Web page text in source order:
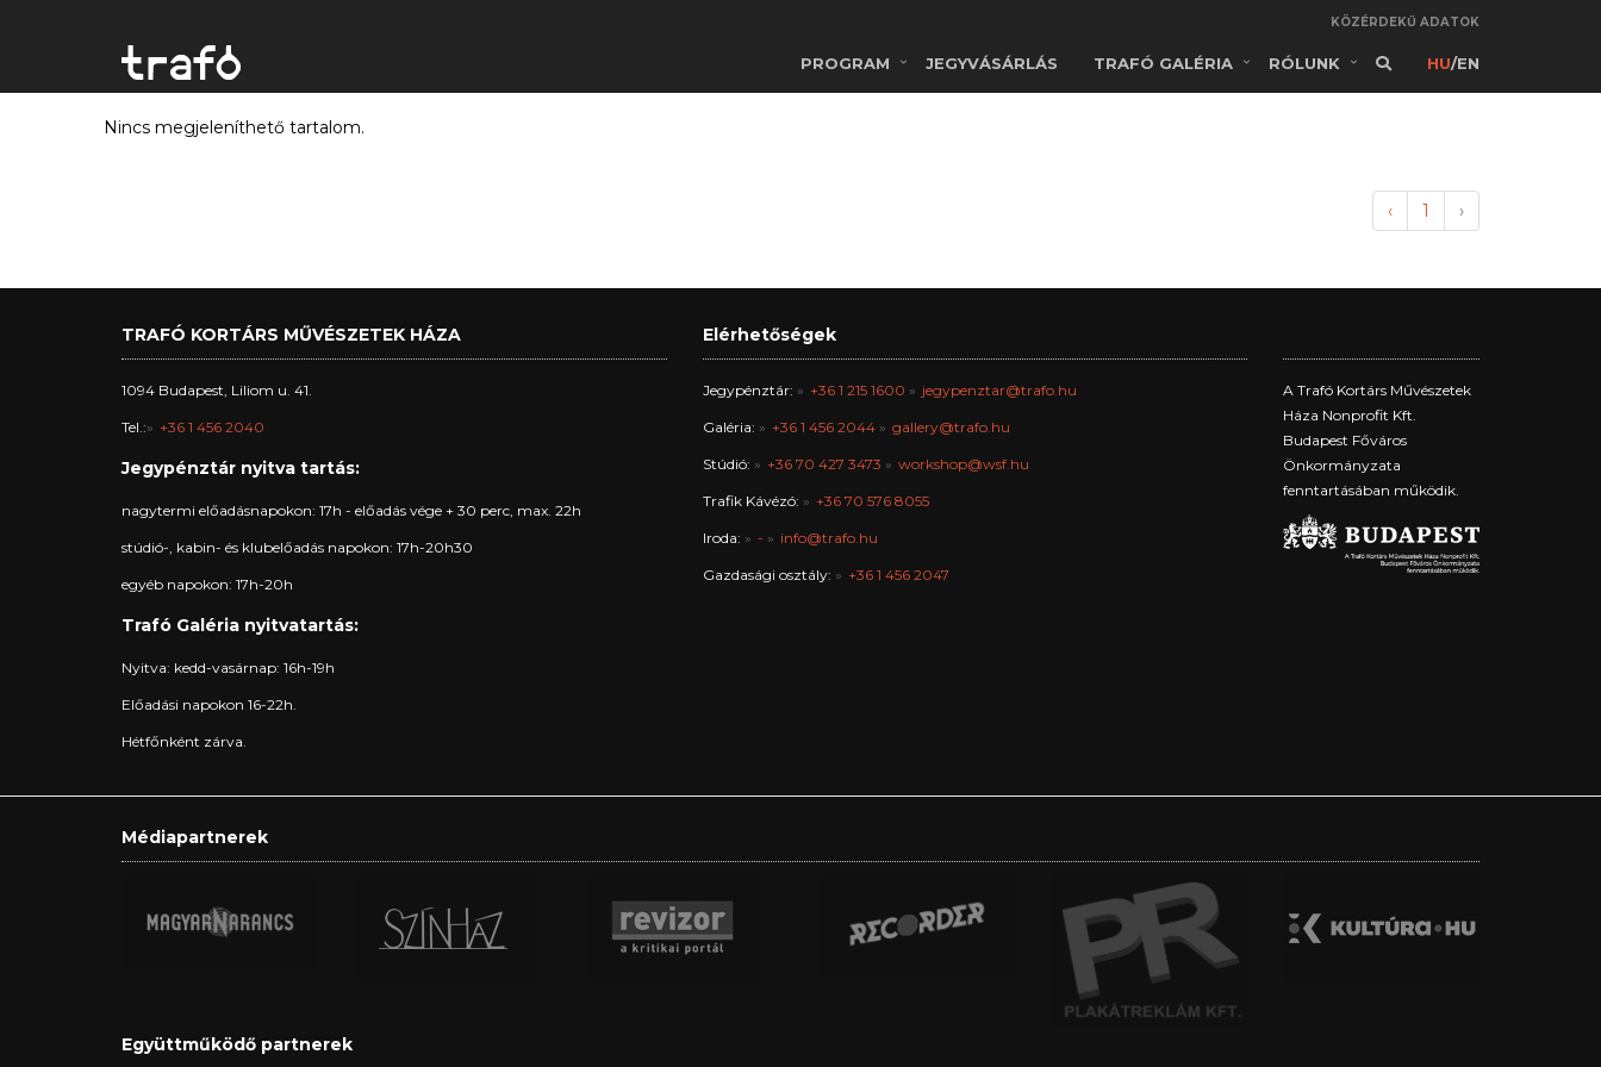
KÖZÉRDEKŰ ADATOK
PROGRAM JEGYVÁSÁRLÁS TRAFÓ GALÉRIA RÓLUNK HU/EN
Nincs megjeleníthető tartalom.
‹ 1 ›
TRAFÓ KORTÁRS MŰVÉSZETEK HÁZA
1094 Budapest, Liliom u. 41.
Tel.: +36 1 456 2040
Jegypénztár nyitva tartás:
nagytermi előadásnapokon: 17h - előadás vége + 30 perc, max. 22h
stúdió-, kabin- és klubelőadás napokon: 17h-20h30
egyéb napokon: 17h-20h
Trafó Galéria nyitvatartás:
Nyitva: kedd-vasárnap: 16h-19h
Előadási napokon 16-22h.
Hétfőnként zárva.
Elérhetőségek
Jegypénztár: +36 1 215 1600 jegypenztar@trafo.hu
Galéria: +36 1 456 2044 gallery@trafo.hu
Stúdió: +36 70 427 3473 workshop@wsf.hu
Trafik Kávézó: +36 70 576 8055
Iroda: - info@trafo.hu
Gazdasági osztály: +36 1 456 2047
A Trafó Kortárs Művészetek
Háza Nonprofit Kft.
Budapest Főváros
Önkormányzata
fenntartásában működik.
Médiapartnerek
Együttműködő partnerek